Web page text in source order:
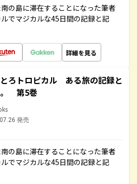
の島に滞在することになった筆者
でマジカルな45日間の記録と記
詳細を見る
ろトロピカル ある旅の記録と
第5巻
発売
の島に滞在することになった筆者
でマジカルな45日間の記録と記